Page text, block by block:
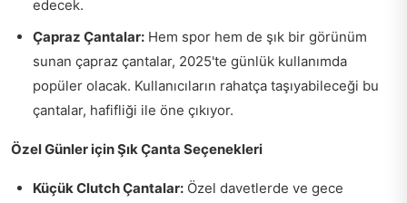
edecek.
Çapraz Çantalar: Hem spor hem de şık bir görünüm
sunan çapraz çantalar, 2025'te günlük kullanımda
popüler olacak. Kullanıcıların rahatça taşıyabileceği bu
çantalar, hafifliği ile öne çıkıyor.
Özel Günler için Şık Çanta Seçenekleri
Küçük Clutch Çantalar: Özel davetlerde ve gece